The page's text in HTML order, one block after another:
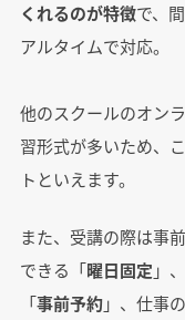
くれるのが特徴で、
アルタイムで対応。
他のスクールのオン
習形式が多いため、
トといえます。
また、受講の際は事
できる「曜日固定 」
「事前予約」、仕事